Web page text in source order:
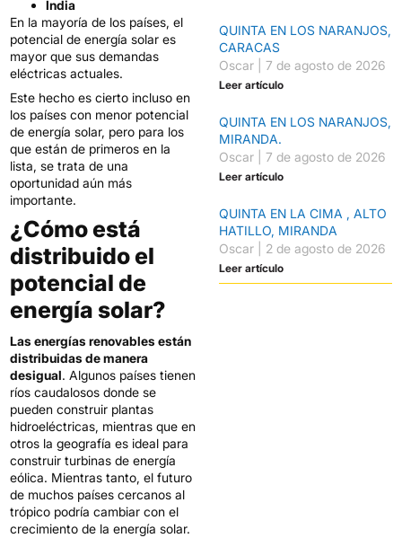
India
En la mayoría de los países, el
potencial de energía solar es
mayor que sus demandas
eléctricas actuales.
Este hecho es cierto incluso en
los países con menor potencial
de energía solar, pero para los
que están de primeros en la
lista, se trata de una
oportunidad aún más
importante.
¿Cómo está
distribuido el
potencial de
energía solar?
Las energías renovables están
distribuidas de manera
desigual. Algunos países tienen
ríos caudalosos donde se
pueden construir plantas
hidroeléctricas, mientras que en
otros la geografía es ideal para
construir turbinas de energía
eólica. Mientras tanto, el futuro
de muchos países cercanos al
trópico podría cambiar con el
crecimiento de la energía solar.
QUINTA EN LOS NARANJOS,
CARACAS
Oscar
7 de agosto de 2026
Leer artículo
QUINTA EN LOS NARANJOS,
MIRANDA.
Oscar
7 de agosto de 2026
Leer artículo
QUINTA EN LA CIMA , ALTO
HATILLO, MIRANDA
Oscar
2 de agosto de 2026
Leer artículo